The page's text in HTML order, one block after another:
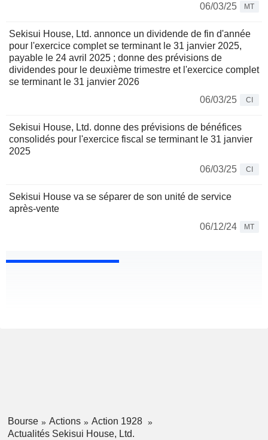
06/03/25
MT
Sekisui House, Ltd. annonce un dividende de fin d'année
pour l'exercice complet se terminant le 31 janvier 2025,
payable le 24 avril 2025 ; donne des prévisions de
dividendes pour le deuxième trimestre et l'exercice complet
se terminant le 31 janvier 2026
06/03/25
CI
Sekisui House, Ltd. donne des prévisions de bénéfices
consolidés pour l'exercice fiscal se terminant le 31 janvier
2025
06/03/25
CI
Sekisui House va se séparer de son unité de service
après-vente
06/12/24
MT
Bourse Actions
Action 1928
Actualités Sekisui House, Ltd.